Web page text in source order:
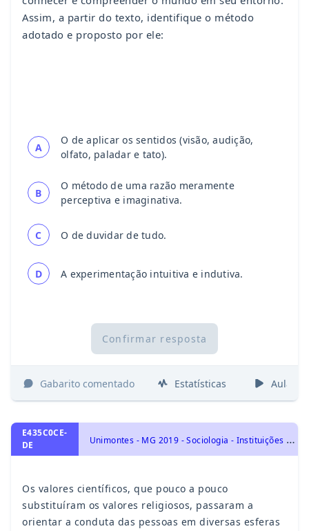
Assim, a partir do texto, identifique o método
adotado e proposto por ele:
A
O de aplicar os sentidos (visão, audição,
olfato, paladar e tato).
B
O método de uma razão meramente
perceptiva e imaginativa.
C O de duvidar de tudo.
D A experimentação intuitiva e indutiva.
Confirmar resposta
Gabarito comentado Estatísticas Aulas
E435C0CE-
DE
U
nimontes - MG 2019 - Sociologia - Instituições sociais, normas e valores, O processo de socialização
Os valores científicos, que pouco a pouco
substituíram os valores religiosos, passaram a
orientar a conduta das pessoas em diversas esferas